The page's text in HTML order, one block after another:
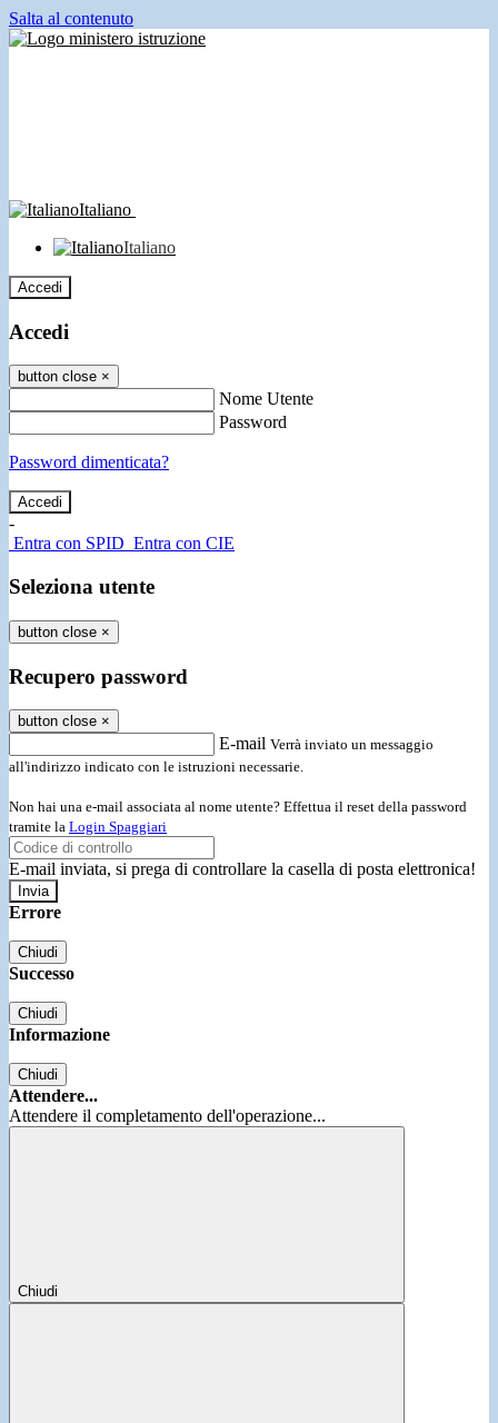
Salta al contenuto
Italiano
Italiano
Accedi
Accedi
button close ×
Nome Utente
Password
Password dimenticata?
-
Entra con SPID Entra con CIE
Seleziona utente
button close ×
Recupero password
button close ×
E-mail Verrà inviato un messaggio
all'indirizzo indicato con le istruzioni necessarie.
Non hai una e-mail associata al nome utente? Effettua il reset della password
tramite la Login Spaggiari
E-mail inviata, si prega di controllare la casella di posta elettronica!
Errore
Chiudi
Successo
Chiudi
Informazione
Chiudi
Attendere...
Attendere il completamento dell'operazione...
Chiudi